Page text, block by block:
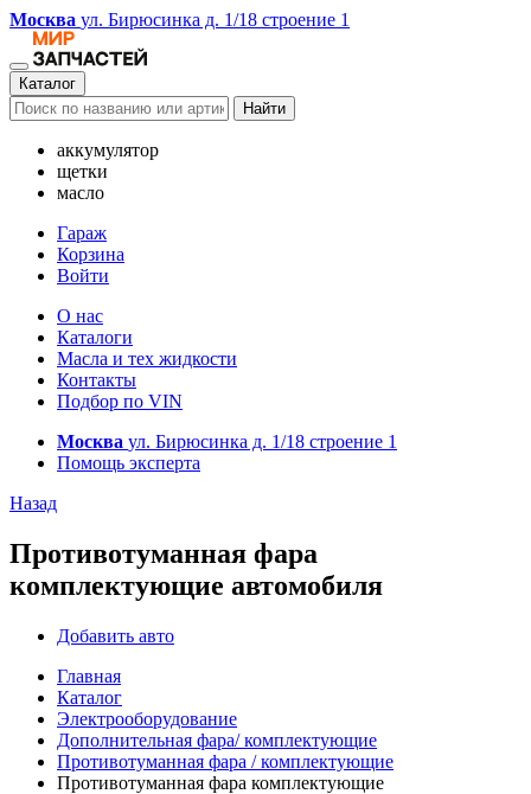
Москва ул. Бирюсинка д. 1/18 строение 1
Каталог
Найти
аккумулятор
щетки
масло
Гараж
Корзина
Войти
О нас
Каталоги
Масла и тех жидкости
Контакты
Подбор по VIN
Москва ул. Бирюсинка д. 1/18 строение 1
Помощь эксперта
Назад
Противотуманная фара
комплектующие автомобиля
Добавить авто
Главная
Каталог
Электрооборудование
Дополнительная фара/ комплектующие
Противотуманная фара / комплектующие
Противотуманная фара комплектующие